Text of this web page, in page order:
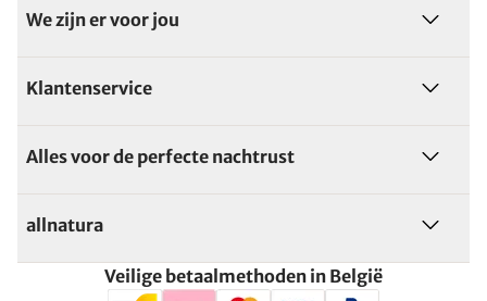
We zijn er voor jou
Klantenservice
Alles voor de perfecte nachtrust
allnatura
Veilige betaalmethoden in België